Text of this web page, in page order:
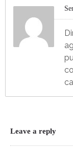
Leave a reply